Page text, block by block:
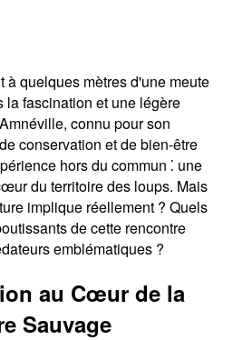
à quelques mètres d'une meute
fascination et une légère
connu pour son
conservation et de bien-être
hors du commun ⁚ une
du territoire des loups. Mais
implique réellement ? Quels
de cette rencontre
emblématiques ?
au Cœur de la
Sauvage